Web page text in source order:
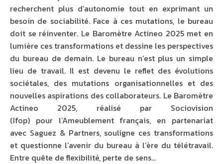
recherchent plus d’autonomie tout en exprimant un
besoin de sociabilité. Face à ces mutations, le bureau
doit se réinventer. Le Baromètre Actineo 2025 met en
lumière ces transformations et dessine les perspectives
du bureau de demain. Le bureau n’est plus un simple
lieu de travail. Il est devenu le reflet des évolutions
sociétales, des mutations organisationnelles et des
nouvelles aspirations des collaborateurs. Le Baromètre
Actineo 2025, réalisé par Sociovision
(Ifop) pour l’Ameublement français, en partenariat
avec Saguez & Partners, souligne ces transformations
et questionne l’avenir du bureau à l’ère du télétravail.
Entre quête de flexibilité, perte de sens…